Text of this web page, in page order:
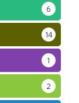
6
14
1
2